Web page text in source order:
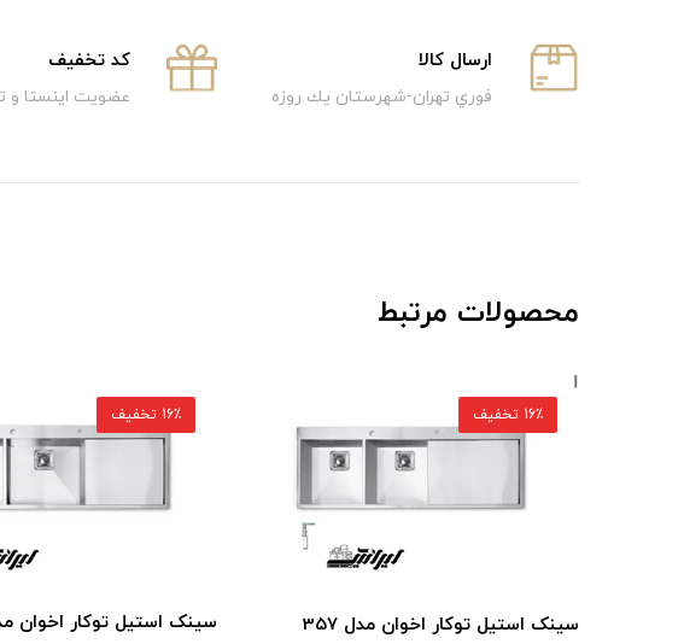
ارسال كالا
فوري تهران-شهرستان يك روزه
كد تخفيف
عضویت اینستا و
محصولات مرتبط
سینک استیل توکار اخوان مدل 357
16٪ تخفیف
سینک استیل توکار اخوان مدل
16٪ تخفیف